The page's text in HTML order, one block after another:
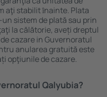
aţi stabilit ȋnainte. Plata
sistem de plată sau prin
la călătorie, aveți dreptul
cazare in Guvernoratul
anularea gratuită este
opţiunile de cazare.
Qalyubia?